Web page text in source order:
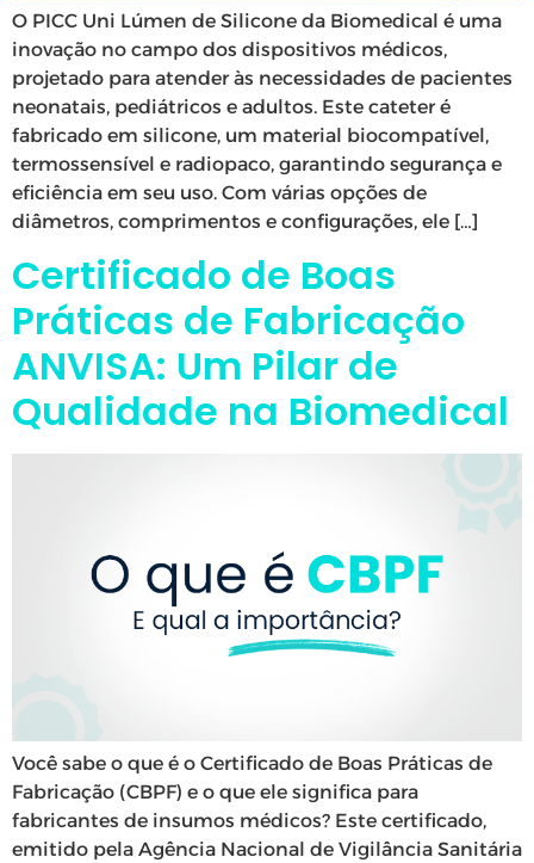
O PICC Uni Lúmen de Silicone da Biomedical é uma
inovação no campo dos dispositivos médicos,
projetado para atender às necessidades de pacientes
neonatais, pediátricos e adultos. Este cateter é
fabricado em silicone, um material biocompatível,
termossensível e radiopaco, garantindo segurança e
eficiência em seu uso. Com várias opções de
diâmetros, comprimentos e configurações, ele […]
Certificado de Boas
Práticas de Fabricação
ANVISA: Um Pilar de
Qualidade na Biomedical
Você sabe o que é o Certificado de Boas Práticas de
Fabricação (CBPF) e o que ele significa para
fabricantes de insumos médicos? Este certificado,
emitido pela Agência Nacional de Vigilância Sanitária